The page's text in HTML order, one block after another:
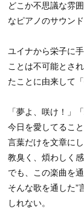
どこか不思議な雰
なピアノのサウンド
ユイナから栄子に
ことは不可能とさ
たことに由来して
「夢よ、咲け！」
今日を愛してること
言葉だけを文章に
教臭く、煩わしく
でも、この楽曲を
そんな歌を通した”
しれない。